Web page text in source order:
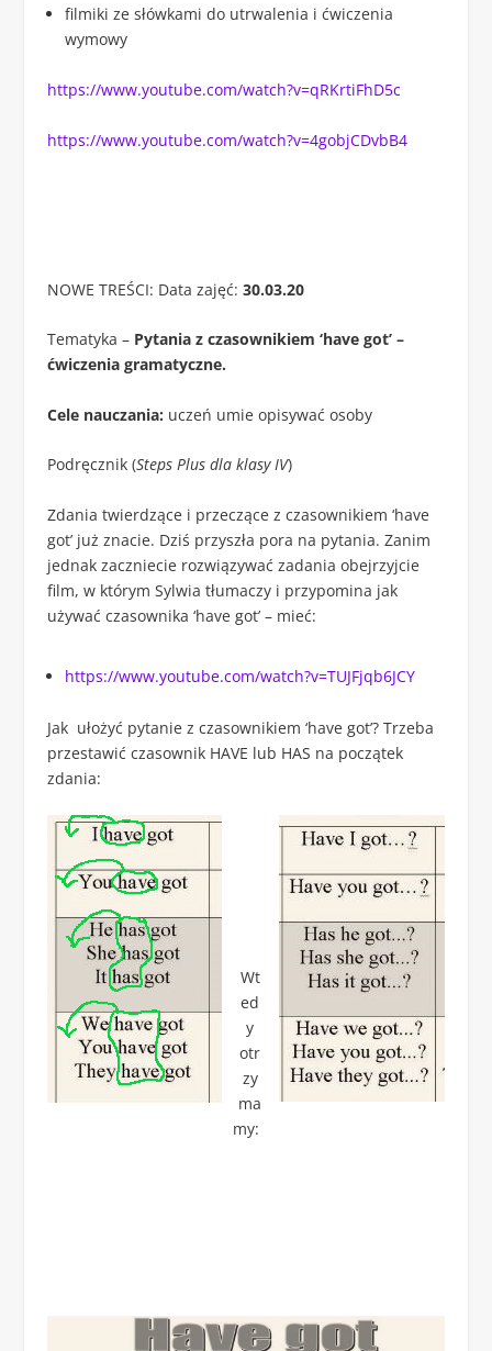
filmiki ze słówkami do utrwalenia i ćwiczenia
wymowy
https://www.youtube.com/watch?v=qRKrtiFhD5c
https://www.youtube.com/watch?v=4gobjCDvbB4
NOWE TREŚCI: Data zajęć: 30.03.20
Tematyka – Pytania z czasownikiem ‘have got’ –
ćwiczenia gramatyczne.
Cele nauczania: uczeń umie opisywać osoby
Podręcznik (Steps Plus dla klasy IV)
Zdania twierdzące i przeczące z czasownikiem ‘have
got’ już znacie. Dziś przyszła pora na pytania. Zanim
jednak zaczniecie rozwiązywać zadania obejrzyjcie
film, w którym Sylwia tłumaczy i przypomina jak
używać czasownika ‘have got’ – mieć:
https://www.youtube.com/watch?v=TUJFjqb6JCY
Jak ułożyć pytanie z czasownikiem ‘have got’? Trzeba
przestawić czasownik HAVE lub HAS na początek
zdania:
Wt
ed
y
otr
zy
ma
my: